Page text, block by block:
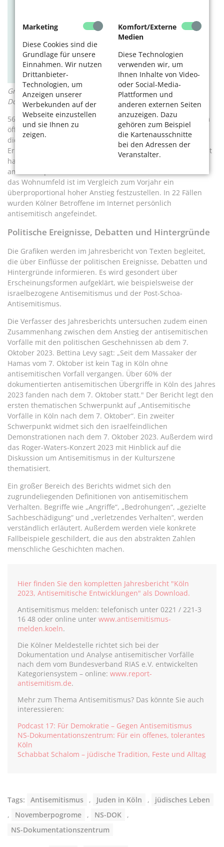
Marketing
Diese Cookies sind die
Grundlage für unsere
Einnahmen. Wir nutzen
Drittanbieter-
Technologien, um
Anzeigen unserer
Werbekunden auf der
Webseite einzustellen
und sie Ihnen zu
zeigen.
Komfort/Externe
Medien
Diese Technologien
verwenden wir, um
Ihnen Inhalte von Video-
oder Social-Media-
Plattformen und
anderen externen Seiten
anzuzeigen. Dazu
gehören zum Beispiel
die Kartenausschnitte
bei den Adressen der
Veranstalter.
Grafik: Fachstelle gegen Antisemitismus (FgA) im NS-
Dokumentationszentrum
56 antisemitische Vorfälle fanden auf der Straße statt, 14 im
öffentlichen Nahverkehr und 20 an Gedenkorten. Personen,
die Meldungen machen, berichten außerdem von
Erlebnissen, die sich im persönlichen Nahbereich abgespielt
haben: in der Schule oder anderen Bildungseinrichtungen,
am Arbeitsplatz oder im Wohnumfeld. Gerade mit Blick auf
das Wohnumfeld ist im Vergleich zum Vorjahr ein
überproportional hoher Anstieg festzustellen. In 22 Fällen
wurden Kölner Betroffene im Internet persönlich
antisemitisch angefeindet.
Politische Ereignisse, Debatten und Hintergründe
Die Grafiken werden im Jahresbericht von Texten begleitet,
die über Einflüsse der politischen Ereignisse, Debatten und
Hintergründe informieren. Es wird gesondert über
Erscheinungsformen aufgeklärt, wie beispielsweise der
israelbezogene Antisemitismus und der Post-Schoa-
Antisemitismus.
Die Verfasser des Jahresberichts untersuchen zudem einen
Zusammenhang zwischen dem Anstieg der antisemitischen
Vorfälle mit den politischen Geschehnissen ab dem 7.
Oktober 2023. Bettina Levy sagt: „Seit dem Massaker der
Hamas vom 7. Oktober ist kein Tag in Köln ohne
antisemitischen Vorfall vergangen. Über 60% der
dokumentierten antisemitischen Übergriffe in Köln des Jahres
2023 fanden nach dem 7. Oktober statt." Der Bericht legt den
ersten thematischen Schwerpunkt auf „Antisemitische
Vorfälle in Köln nach dem 7. Oktober“. Ein zweiter
Schwerpunkt widmet sich den israelfeindlichen
Demonstrationen nach dem 7. Oktober 2023. Außerdem wird
das Roger-Waters-Konzert 2023 mit Hinblick auf die
Diskussion um Antisemitismus in der Kulturszene
thematisiert.
Ein großer Bereich des Berichts widmet sich den
zugrundeliegenden Definitionen von antisemitischem
Verhalten. Begriffe wie „Angriffe“, „Bedrohungen“, „gezielte
Sachbeschädigung“ und „verletzendes Verhalten“, werden
verständlich erläutert. Außerdem werden viele konkrete
Fallbeispiele geschildert, die aus den abstrakten Zahlen
menschliche Geschichten machen.
Hier finden Sie den kompletten Jahresbericht "Köln
2023, Antisemitische Entwicklungen" als Download.
Antisemitismus melden: telefonisch unter 0221 / 221-3
16 48 oder online unter www.antisemitismus-
melden.koeln.
Die Kölner Meldestelle richtet sich bei der
Dokumentation und Analyse antisemitischer Vorfälle
nach dem vom Bundesverband RIAS e.V. entwickelten
Kategoriensystem – online: www.report-
antisemitism.de.
Mehr zum Thema Antisemitismus? Das könnte Sie auch
interessieren:
Podcast 17: Für Demokratie – Gegen Antisemitismus
NS-Dokumentationszentrum: Für ein offenes, tolerantes
Köln
Schabbat Schalom – jüdische Tradition, Feste und Alltag
Tags: Antisemitismus , Juden in Köln ,
jüdisches Leben
,
Novemberpogrome , NS-DOK
,
NS-Dokumentationszentrum